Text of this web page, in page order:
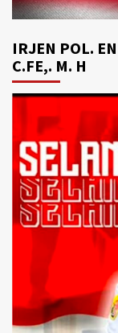
IRJEN POL.
C.FE,. M. H